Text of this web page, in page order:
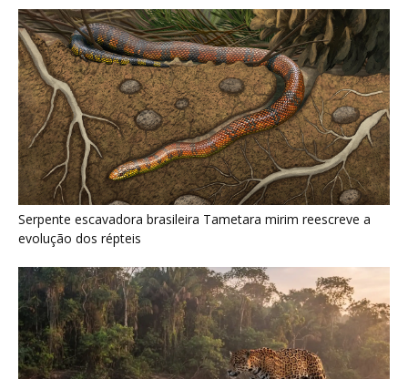
Como a majestosa onça pintada protege as margens dos rios
e sustenta o equilíbrio ecológico na floresta amazônica
Últimas noticias
Jacamim usa vocalização grave que